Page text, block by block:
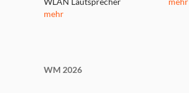
mehr
WM 2026